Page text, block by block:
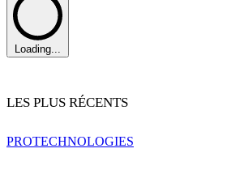
Loading...
LES PLUS RÉCENTS
PROTECHNOLOGIES